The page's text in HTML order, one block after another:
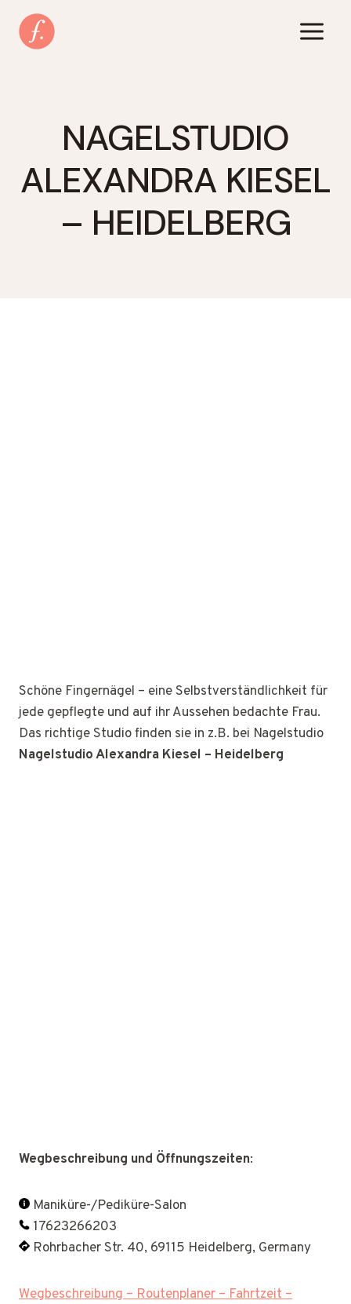
Inhalt
springen
NAGELSTUDIO
ALEXANDRA KIESEL
– HEIDELBERG
Schöne Fingernägel – eine Selbstverständlichkeit für
jede gepflegte und auf ihr Aussehen bedachte Frau.
Das richtige Studio finden sie in z.B. bei Nagelstudio
Nagelstudio Alexandra Kiesel – Heidelberg
Wegbeschreibung und Öffnungszeiten:
Maniküre-/Pediküre-Salon
17623266203
Rohrbacher Str. 40, 69115 Heidelberg, Germany
Wegbeschreibung – Routenplaner – Fahrtzeit –